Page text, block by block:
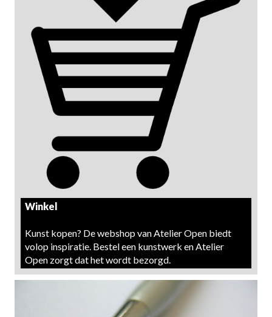
Winkel
Kunst kopen? De webshop van Atelier Open biedt
volop inspiratie. Bestel een kunstwerk en Atelier
Open zorgt dat het wordt bezorgd.